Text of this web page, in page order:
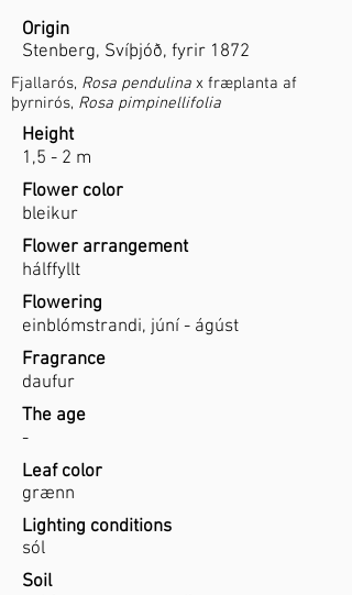
Origin
Stenberg, Svíþjóð, fyrir 1872
Fjallarós, Rosa pendulina x fræplanta af
þyrnirós, Rosa pimpinellifolia
Height
1,5 - 2 m
Flower color
bleikur
Flower arrangement
hálffyllt
Flowering
einblómstrandi, júní - ágúst
Fragrance
daufur
The age
-
Leaf color
grænn
Lighting conditions
sól
Soil